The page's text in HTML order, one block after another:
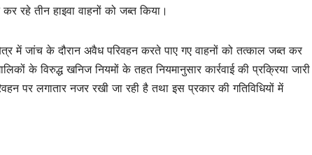
रहे तीन हाइवा वाहनों को जब्त किया।
में जांच के दौरान अवैध परिवहन करते पाए गए वाहनों को तत्काल जब्त कर
के विरुद्ध खनिज नियमों के तहत नियमानुसार कार्रवाई की प्रक्रिया जारी
पर लगातार नजर रखी जा रही है तथा इस प्रकार की गतिविधियों में